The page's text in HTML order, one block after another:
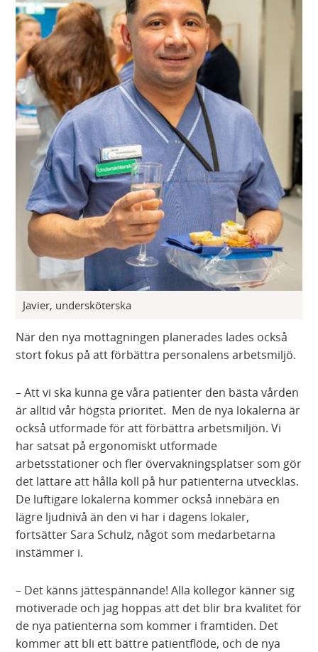
Javier, undersköterska
När den nya mottagningen planerades lades också
stort fokus på att förbättra personalens arbetsmiljö.
– Att vi ska kunna ge våra patienter den bästa vården
är alltid vår högsta prioritet. Men de nya lokalerna är
också utformade för att förbättra arbetsmiljön. Vi
har satsat på ergonomiskt utformade
arbetsstationer och fler övervakningsplatser som gör
det lättare att hålla koll på hur patienterna utvecklas.
De luftigare lokalerna kommer också innebära en
lägre ljudnivå än den vi har i dagens lokaler,
fortsätter Sara Schulz, något som medarbetarna
instämmer i.
– Det känns jättespännande! Alla kollegor känner sig
motiverade och jag hoppas att det blir bra kvalitet för
de nya patienterna som kommer i framtiden. Det
kommer att bli ett bättre patientflöde, och de nya